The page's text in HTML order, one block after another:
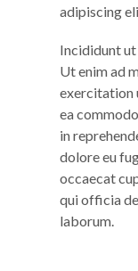
adipiscing
Incididunt ut
Ut enim ad
exercitation
ea
in
dolore eu
occaecat
qui officia
laborum.